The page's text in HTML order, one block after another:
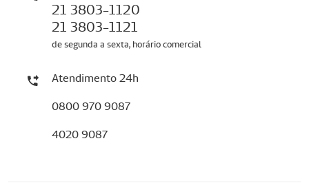
21 3803-1120
21 3803-1121
de segunda a sexta, horário comercial
Atendimento 24h
0800 970 9087
4020 9087